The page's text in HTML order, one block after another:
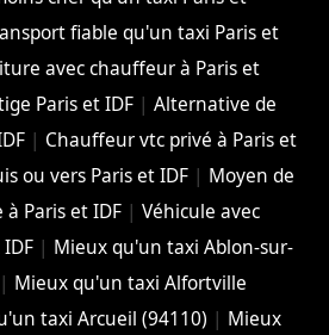
fiable qu'un taxi Paris et
avec chauffeur à Paris et
Paris et IDF |Alternative de
| Chauffeur vtc privé à Paris et
ou vers Paris et IDF | Moyen de
Paris et IDF |Véhicule avec
| Mieux qu'un taxi Ablon-sur-
| Mieux qu'un taxi Alfortville
taxi Arcueil (94110) | Mieux